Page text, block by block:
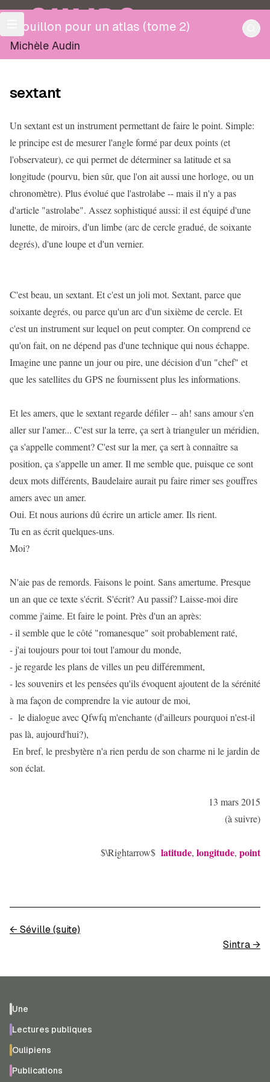
OULIPO
Brouillon pour un atlas (tome 2)
Michèle Audin
sextant
Un sextant est un instrument permettant de faire le point. Simple:
le principe est de mesurer l'angle formé par deux points (et
l'observateur), ce qui permet de déterminer sa latitude et sa
longitude (pourvu, bien sûr, que l'on ait aussi une horloge, ou un
chronomètre). Plus évolué que l'astrolabe -- mais il n'y a pas
d'article "astrolabe". Assez sophistiqué aussi: il est équipé d'une
lunette, de miroirs, d'un limbe (arc de cercle gradué, de soixante
degrés), d'une loupe et d'un vernier.
C'est beau, un sextant. Et c'est un joli mot. Sextant, parce que
soixante degrés, ou parce qu'un arc d'un sixième de cercle. Et
c'est un instrument sur lequel on peut compter. On comprend ce
qu'on fait, on ne dépend pas d'une technique qui nous échappe.
Imagine une panne un jour ou pire, une décision d'un "chef" et
que les satellites du GPS ne fournissent plus les informations.
Et les amers, que le sextant regarde défiler -- ah! sans amour s'en
aller sur l'amer... C'est sur la terre, ça sert à trianguler un méridien,
ça s'appelle comment? C'est sur la mer, ça sert à connaître sa
position, ça s'appelle un amer. Il me semble que, puisque ce sont
deux mots différents, Baudelaire aurait pu faire rimer ses gouffres
amers avec un amer.
Oui. Et nous aurions dû écrire un article amer. Ils rient.
Tu en as écrit quelques-uns.
Moi?
N'aie pas de remords. Faisons le point. Sans amertume. Presque
un an que ce texte s'écrit. S'écrit? Au passif? Laisse-moi dire
comme j'aime. Et faire le point. Près d'un an après:
- il semble que le côté "romanesque" soit probablement raté,
- j'ai toujours pour toi tout l'amour du monde,
- je regarde les plans de villes un peu différemment,
- les souvenirs et les pensées qu'ils évoquent ajoutent de la sérénité
à ma façon de comprendre la vie autour de moi,
- le dialogue avec Qfwfq m'enchante (d'ailleurs pourquoi n'est-il
pas là, aujourd'hui?),
En bref, le presbytère n'a rien perdu de son charme ni le jardin de
son éclat.
13 mars 2015
(à suivre)
$\Rightarrow$ latitude, longitude, point
← Séville (suite)
Sintra →
Une
Lectures publiques
Oulipiens
Publications